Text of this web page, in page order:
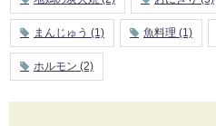
まんじゅう (1) 魚料理 (1)
ホルモン (2)